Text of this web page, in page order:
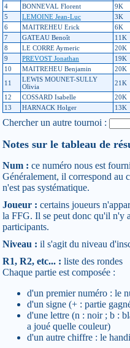
4
BONNEVAL Florent 9K
5
LEMOINE Jean-Luc 3K
6
MAITREHEU Erick 6K
7
GATEAU Benoît 11K
8
LE CORRE Aymeric 20K
9
PREVOST Jonathan 19K
10
MAITREHEU Benjamin 20K
11
LEWIS MOUNET-SULLY
Olivia
21K
12
COSSARD Isabelle 20K
13
HARNACK Holger 13K
Chercher un autre tournoi :
Notes sur le tableau de
Num : ce numéro nous est
Généralement, il correspond au
n'est pas systématique.
Joueur : certains joueurs
la FFG. Il se peut donc qu'il n'y
participants.
Niveau : il s'agit du niveau
R1, R2, etc... : liste des rondes
Chaque partie est composée :
d'un premier numéro : le
d'un signe (+ : partie
d'une lettre (n : noir ; b :
a joué quelle couleur)
d'un autre chiffre : le